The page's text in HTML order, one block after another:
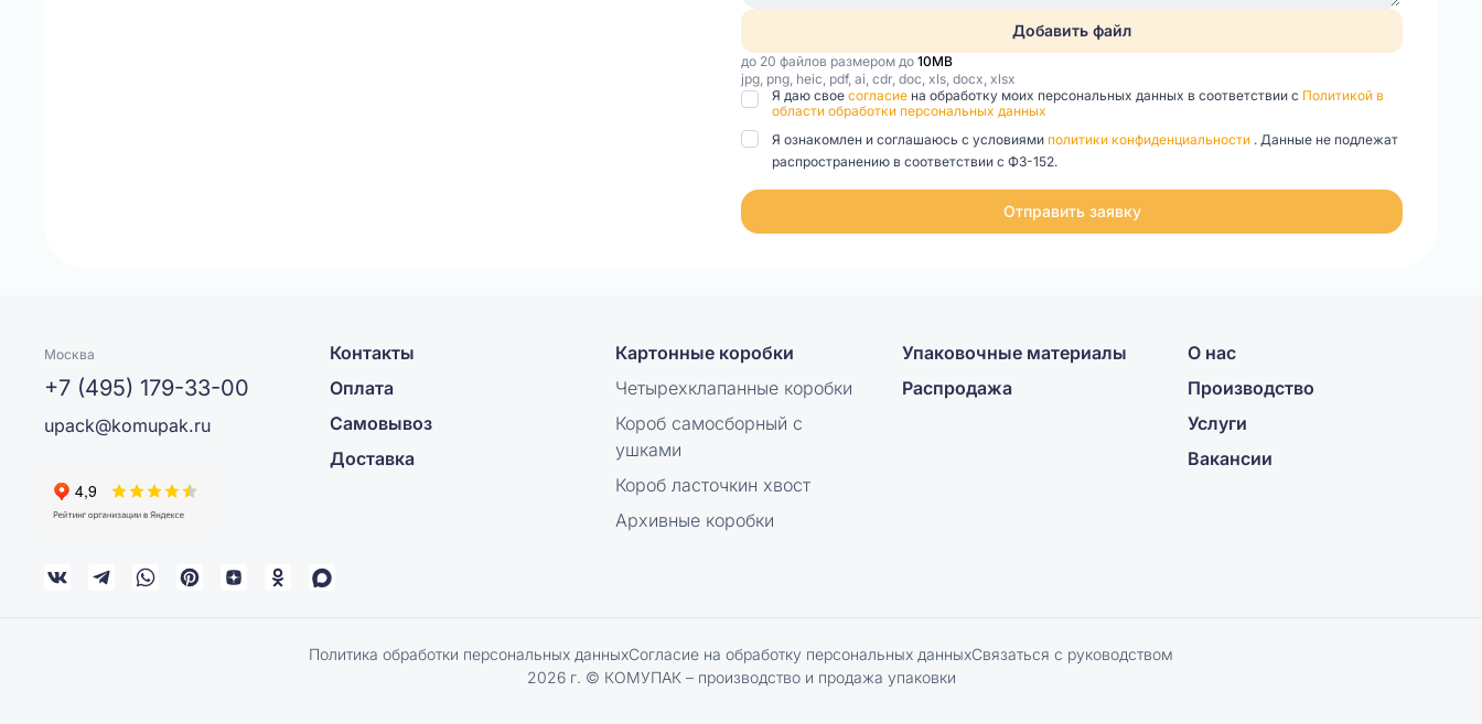
Добавить файл
до 20 файлов размером до 10MB
jpg, png, heic, pdf, ai, cdr, doc, xls, docx, xlsx
Я даю свое согласие на обработку моих персональных данных в соответствии с Политикой в
области обработки персональных данных
Я ознакомлен и соглашаюсь с условиями политики конфиденциальности . Данные не подлежат
распространению в соответствии с ФЗ-152.
Отправить заявку
Москва
+7 (495) 179-33-00
upack@komupak.ru
Контакты
Оплата
Самовывоз
Доставка
Картонные коробки
Четырехклапанные коробки
Короб самосборный с
ушками
Короб ласточкин хвост
Архивные коробки
Упаковочные материалы
Распродажа
О нас
Производство
Услуги
Вакансии
Политика обработки персональных данныхСогласие на обработку персональных данныхСвязаться с руководством
2026 г. © КОМУПАК – производство и продажа упаковки